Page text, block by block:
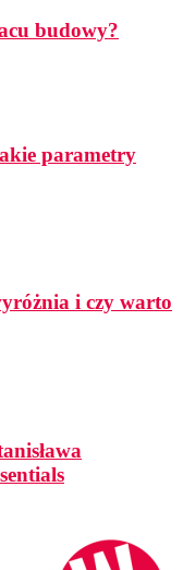
budowy?
parametry
i czy warto